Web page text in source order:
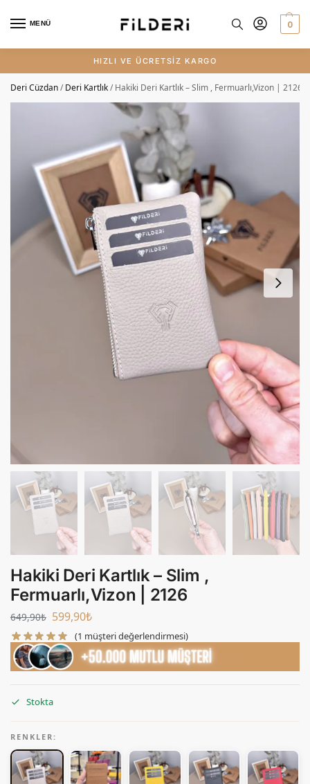
MENÜ 0
Deri Cüzdan/Deri Kartlık/Hakiki Deri Kartlık – Slim , Fermuarlı,Vizon | 2126
Hakiki Deri Kartlık – Slim ,
Fermuarlı,Vizon | 2126
649,90₺ 599,90₺
(1 müşteri değerlendirmesi)
Stokta
RENKLER: